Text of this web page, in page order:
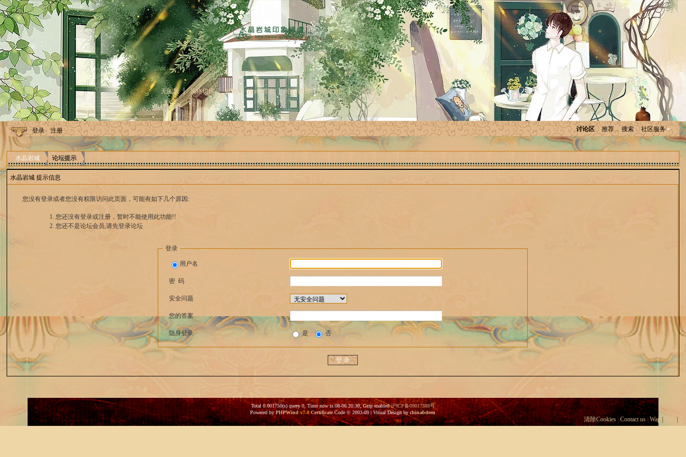
无图版 风格切换 帮助 Home首页 论坛首页 网站首页
登录 注册 讨论区 推荐 搜索 社区服务
水晶岩城 论坛提示
水晶岩城 提示信息
您没有登录或者您没有权限访问此页面，可能有如下几个原因:
您还没有登录或注册，暂时不能使用此功能!!
您还不是论坛会员,请先登录论坛
登录
用户名
密 码
安全问题
您的答案
隐身登录 是 否
Total 0.001750(s) query 0, Time now is:08-06 20:30, Gzip enabled 沪ICP备09017388号
Powered byPHPWind v7.0 CertificateCode © 2003-09 | Visual Design bychinabdren
清除Cookies|Contact us|Wap